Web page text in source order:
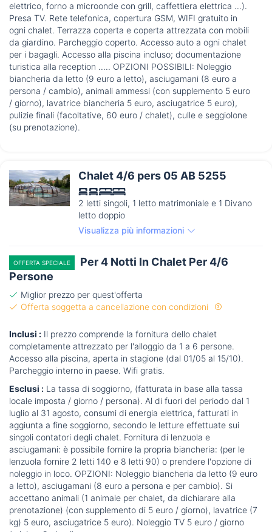
elettrico, forno a microonde con grill, caffettiera elettrica ...).
Presa TV. Rete telefonica, copertura GSM, WIFI gratuito in
ogni chalet. Terrazza coperta e coperta attrezzata con mobili
da giardino. Parcheggio coperto. Accesso auto a ogni chalet
per i bagagli. Accesso alla piscina incluso; documentazione
turistica alla reception ..... OPZIONI POSSIBILI: Noleggio
biancheria da letto (9 euro a letto), asciugamani (8 euro a
persona / cambio), animali ammessi (con supplemento 5 euro
/ giorno), lavatrice biancheria 5 euro, asciugatrice 5 euro),
pulizie finali (facoltative, 60 euro / chalet), culle e seggiolone
(su prenotazione).
Chalet 4/6 pers 05 AB 5255
2 letti singoli, 1 letto matrimoniale e 1 Divano
letto doppio
Visualizza più informazioni
OFFERTA SPECIALE
Per 4 Notti In Chalet Per 4/6
Persone
Miglior prezzo per quest'offerta
Offerta soggetta a cancellazione con condizioni
Inclusi : Il prezzo comprende la fornitura dello chalet
completamente attrezzato per l'alloggio da 1 a 6 persone.
Accesso alla piscina, aperta in stagione (dal 01/05 al 15/10).
Parcheggio interno in paese. Wifi gratis.
Esclusi : La tassa di soggiorno, (fatturata in base alla tassa
locale imposta / giorno / persona). Al di fuori del periodo dal 1
luglio al 31 agosto, consumi di energia elettrica, fatturati in
aggiunta a fine soggiorno, secondo le letture effettuate sui
singoli contatori degli chalet. Fornitura di lenzuola e
asciugamani: è possibile fornire la propria biancheria: (per le
lenzuola fornire 2 letti 140 e 8 letti 90) o prendere l'opzione di
noleggio in loco. OPZIONI: Noleggio biancheria da letto (9 euro
a letto), asciugamani (8 euro a persona e per cambio). Si
accettano animali (1 animale per chalet, da dichiarare alla
prenotazione) (con supplemento di 5 euro / giorno), lavatrice (7
kg) 5 euro, asciugatrice 5 euro). Noleggio TV 5 euro / giorno